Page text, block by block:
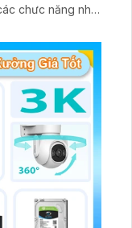
chưc năng như